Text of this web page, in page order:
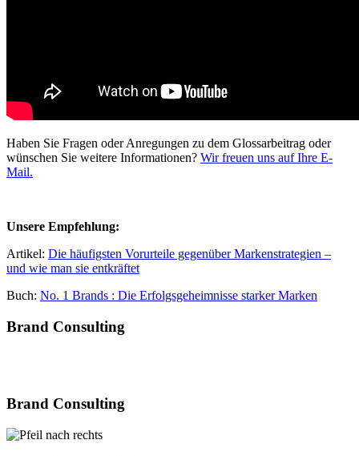
Haben Sie Fragen oder Anregungen zu dem Glossarbeitrag oder
wünschen Sie weitere Informationen? Wir freuen uns auf Ihre E-
Mail.
Unsere Empfehlung:
Artikel: Die häufigsten Vorurteile gegenüber Markenstrategien –
und wie man sie entkräftet
Buch: No. 1 Brands : Die Erfolgsgeheimnisse starker Marken
Brand Consulting
Brand Consulting